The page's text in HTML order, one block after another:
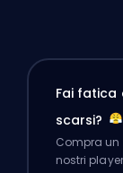
Fai fatica
scarsi?
Compra
nostri player